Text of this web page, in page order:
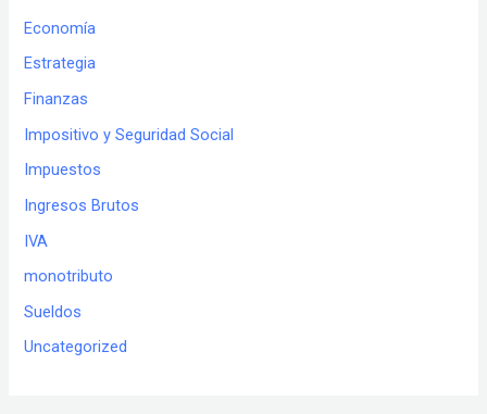
Economía
Estrategia
Finanzas
Impositivo y Seguridad Social
Impuestos
Ingresos Brutos
IVA
monotributo
Sueldos
Uncategorized